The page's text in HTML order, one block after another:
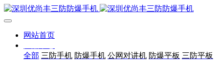
网站首页
全部 三防手机 防爆手机 公网对讲机 防爆平板 三防平板